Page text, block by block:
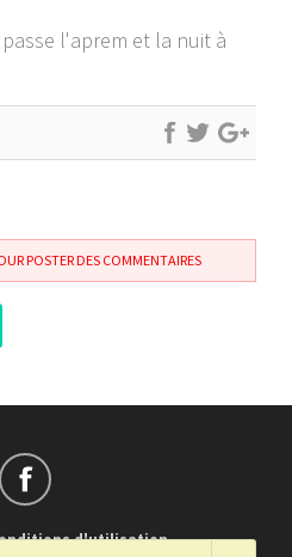
l'aprem et la nuit à
POSTER DES COMMENTAIRES
d'utilisation